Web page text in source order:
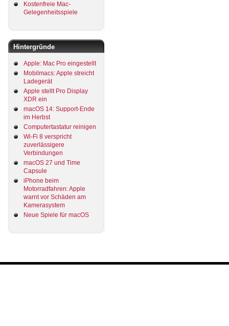
Kostenfreie Mac-
Gelegenheitsspiele
Hintergründe
Apple: Mac Pro eingestellt
Mobilmacs: Apple streicht
Ladegerät
Apple stellt Pro Display
XDR ein
macOS 14: Support-Ende
im Herbst
Computertastatur reinigen
Wi-Fi 8 verspricht
zuverlässigere
Verbindungen
macOS 27 und Time
Capsule
iPhone beim
Motorradfahren: Apple
warnt vor Schäden am
Kamerasystem
Neue Spiele für macOS